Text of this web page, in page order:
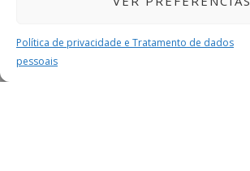
Política de privacidade e Tratamento de dados
pessoais